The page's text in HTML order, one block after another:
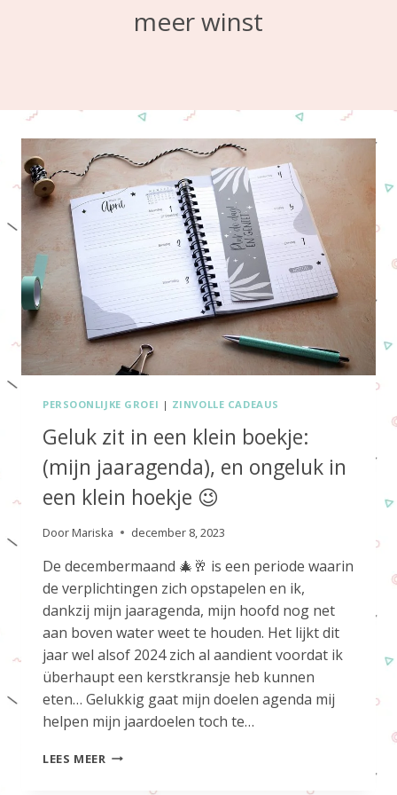
meer winst
PERSOONLIJKE GROEI | ZINVOLLE CADEAUS
Geluk zit in een klein boekje:
(mijn jaaragenda), en ongeluk in
een klein hoekje 😉
Door Mariska december 8, 2023
De decembermaand 🎄🥂 is een periode waarin
de verplichtingen zich opstapelen en ik,
dankzij mijn jaaragenda, mijn hoofd nog net
aan boven water weet te houden. Het lijkt dit
jaar wel alsof 2024 zich al aandient voordat ik
überhaupt een kerstkransje heb kunnen
eten… Gelukkig gaat mijn doelen agenda mij
helpen mijn jaardoelen toch te…
LEES MEER GELUK